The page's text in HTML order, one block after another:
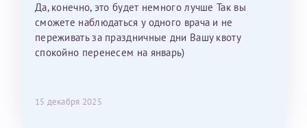
Да, конечно, это будет немного лучше Так вы
сможете наблюдаться у одного врача и не
переживать за праздничные дни Вашу квоту
спокойно перенесем на январь)
15 декабря 2025